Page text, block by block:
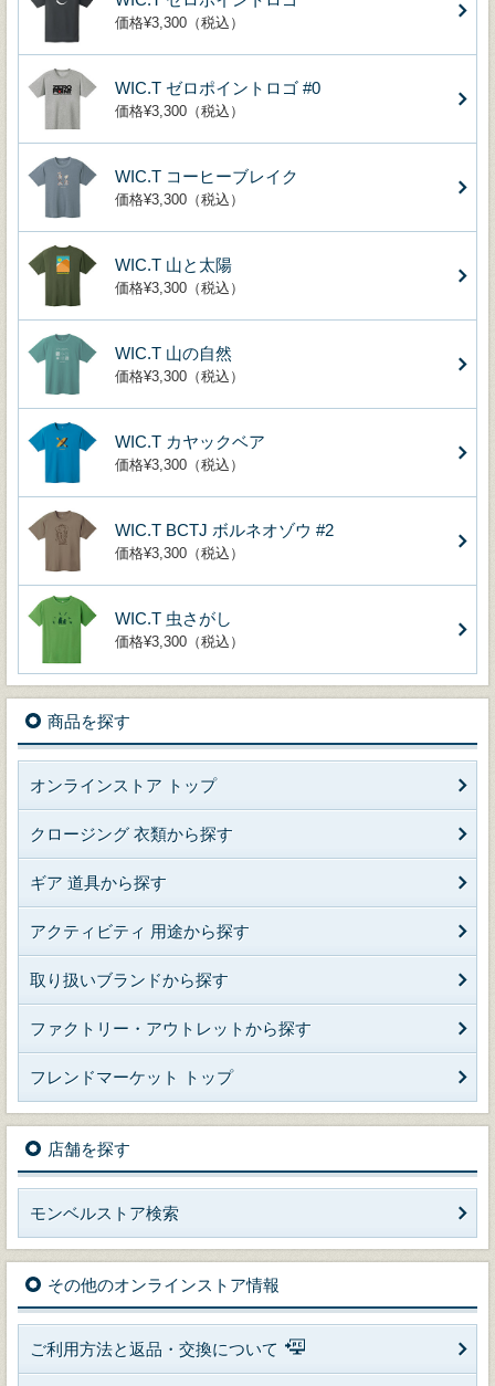
価格¥3,300（税込）
WIC.T ゼロポイントロゴ #0
価格¥3,300（税込）
WIC.T コーヒーブレイク
価格¥3,300（税込）
WIC.T 山と太陽
価格¥3,300（税込）
WIC.T 山の自然
価格¥3,300（税込）
WIC.T カヤックベア
価格¥3,300（税込）
WIC.T BCTJ ボルネオゾウ #2
価格¥3,300（税込）
WIC.T 虫さがし
価格¥3,300（税込）
商品を探す
オンラインストア トップ
クロージング 衣類から探す
ギア 道具から探す
アクティビティ 用途から探す
取り扱いブランドから探す
ファクトリー・アウトレットから探す
フレンドマーケット トップ
店舗を探す
モンベルストア検索
その他のオンラインストア情報
ご利用方法と返品・交換について